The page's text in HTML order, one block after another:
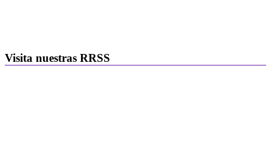
Visita nuestras RRSS